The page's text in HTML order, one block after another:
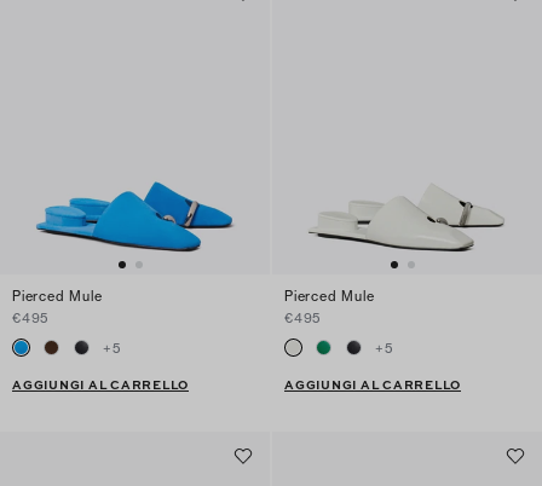
Pierced Mule
€495
+5
AGGIUNGI AL CARRELLO
Pierced Mule
€495
+5
AGGIUNGI AL CARRELLO